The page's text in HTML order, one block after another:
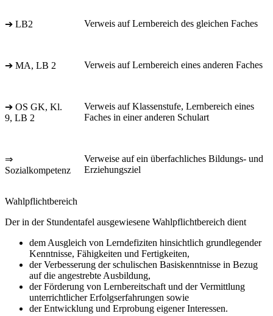
➔ LB2 Verweis auf Lernbereich des gleichen Faches
➔ MA, LB 2 Verweis auf Lernbereich eines anderen Faches
➔ OS GK, Kl.
9, LB 2
Verweis auf Klassenstufe, Lernbereich eines
Faches in einer anderen Schulart
⇒
Sozialkompetenz
Verweise auf ein überfachliches Bildungs- und
Erziehungsziel
Wahlpflichtbereich
Der in der Stundentafel ausgewiesene Wahlpflichtbereich dient
dem Ausgleich von Lerndefiziten hinsichtlich grundlegender
Kenntnisse, Fähigkeiten und Fertigkeiten,
der Verbesserung der schulischen Basiskenntnisse in Bezug
auf die angestrebte Ausbildung,
der Förderung von Lernbereitschaft und der Vermittlung
unterrichtlicher Erfolgserfahrungen sowie
der Entwicklung und Erprobung eigener Interessen.